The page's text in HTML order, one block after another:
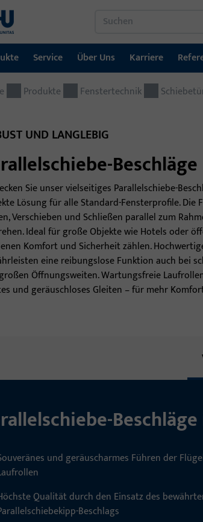
Eingangsysteme
Service Über Uns
Uns
Karriere
Produkte Fenstertechnik
UND LANGLEBIG
Beschläge
Sie unser vielseitiges Parallelschiebe-
Lösung für alle Standard-Fensterprofile. Die
Verschieben und Schließen parallel zum
Ideal für große Objekte wie Hotels oder
Komfort und Sicherheit zählen.
eine reibungslose Funktion auch bei
Öffnungsweiten. Wartungsfreie
und geräuschloses Gleiten – für mehr
und geräuscharmes Führen der
Qualität durch den Einsatz des
Beschlags